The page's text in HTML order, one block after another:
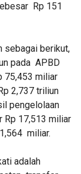
Rp 151
sebagai berikut,
pada APBD
75,453 miliar
2,737 triliun
pengelolaan
Rp 17,513 miliar
miliar.
adalah